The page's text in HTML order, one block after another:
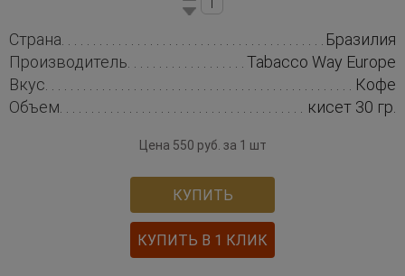
Страна
Бразилия
Производитель
Tabacco Way Europe
Вкус
Кофе
Объем
кисет 30 гр.
Цена 550 руб. за 1 шт
КУПИТЬ
КУПИТЬ В 1 КЛИК